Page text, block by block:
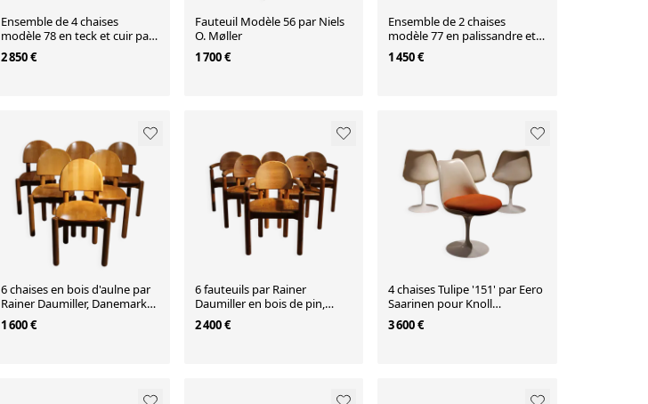
Ensemble de 4 chaises
modèle 78 en teck et cuir par
Niels O. Møller
2 850 €
Fauteuil Modèle 56 par Niels
O. Møller
1 700 €
Ensemble de 2 chaises
modèle 77 en palissandre et
corde à papier par Niels O.
Møller
1 450 €
6 chaises en bois d'aulne par
Rainer Daumiller, Danemark
années 1980
1 600 €
6 fauteuils par Rainer
Daumiller en bois de pin,
Danemark années 1980
2 400 €
4 chaises Tulipe '151' par Eero
Saarinen pour Knoll
International, USA 1957
3 600 €